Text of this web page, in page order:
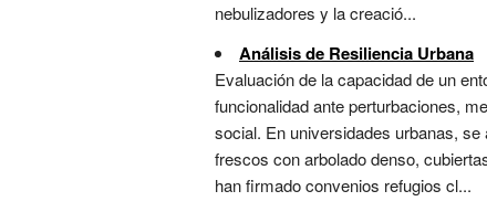
nebulizadores y la creació...
Análisis de Resiliencia Urbana
Evaluación de la capacidad de un
funcionalidad ante perturbaciones,
social. En universidades urbanas,
frescos con arbolado denso,
han firmado convenios refugios cl...